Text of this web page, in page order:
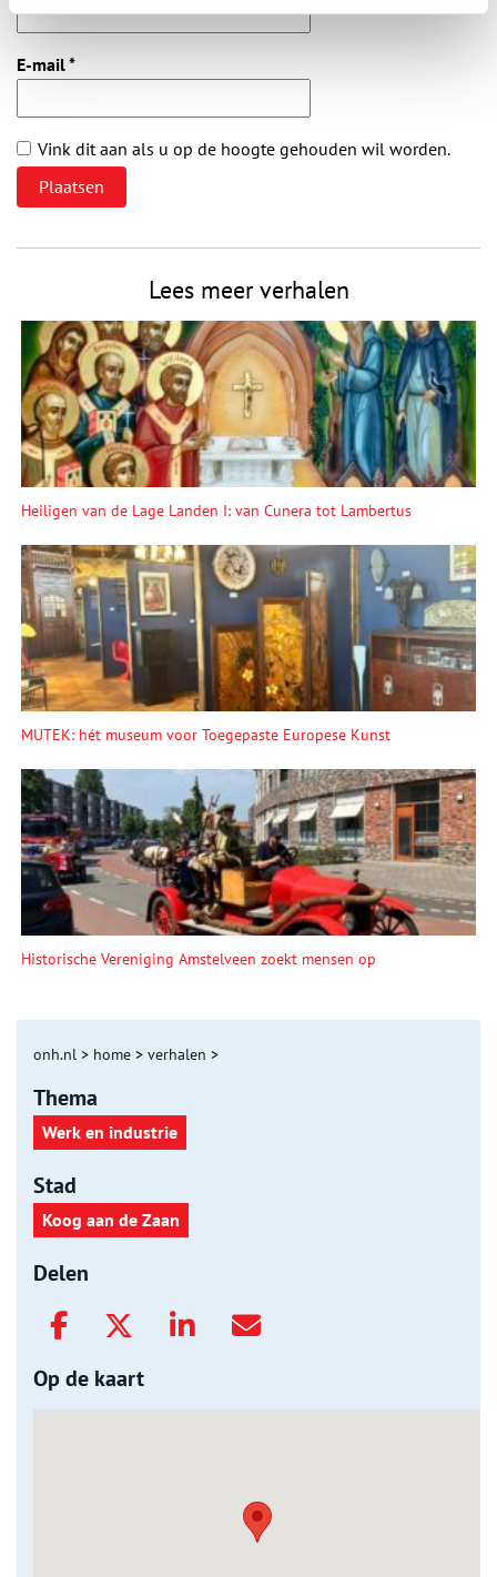
E-mail*
Vink dit aan als u op de hoogte gehouden wil worden.
Lees meer verhalen
Heiligen van de Lage Landen I: van Cunera tot Lambertus
MUTEK: hét museum voor Toegepaste Europese Kunst
Historische Vereniging Amstelveen zoekt mensen op
onh.nl > home > verhalen >
Thema
Werk en industrie
Stad
Koog aan de Zaan
Delen
Op de kaart